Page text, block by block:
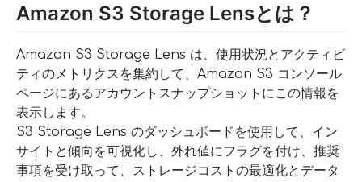
Amazon S3 Storage Lensとは？
Amazon S3 Storage Lens は、使用状況とアクティビ
ティのメトリクスを集約して、Amazon S3 コンソール
ページにあるアカウントスナップショットにこの情報を
表示します。
S3 Storage Lens のダッシュボードを使用して、イン
サイトと傾向を可視化し、外れ値にフラグを付け、推奨
事項を受け取って、ストレージコストの最適化とデータ